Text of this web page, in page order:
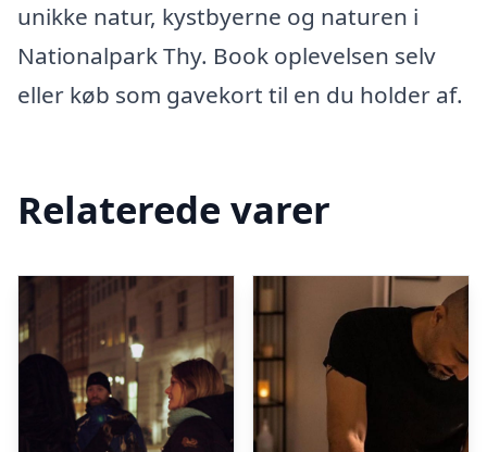
unikke natur, kystbyerne og naturen i
Nationalpark Thy. Book oplevelsen selv
eller køb som gavekort til en du holder af.
Relaterede varer